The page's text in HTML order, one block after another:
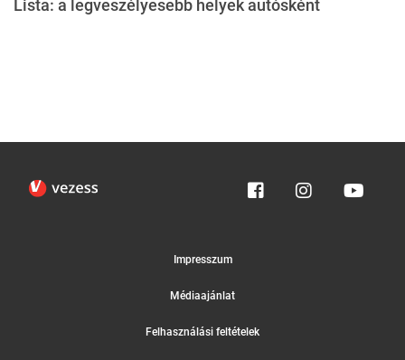
Lista: a legveszélyesebb helyek autósként
Impresszum
Médiaajánlat
Felhasználási feltételek